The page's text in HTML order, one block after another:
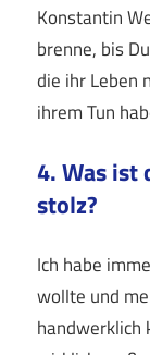
Konstantin
brenne, bis
die ihr Leben
ihrem Tun
4. Was ist
stolz?
Ich habe
wollte und
handwerklich